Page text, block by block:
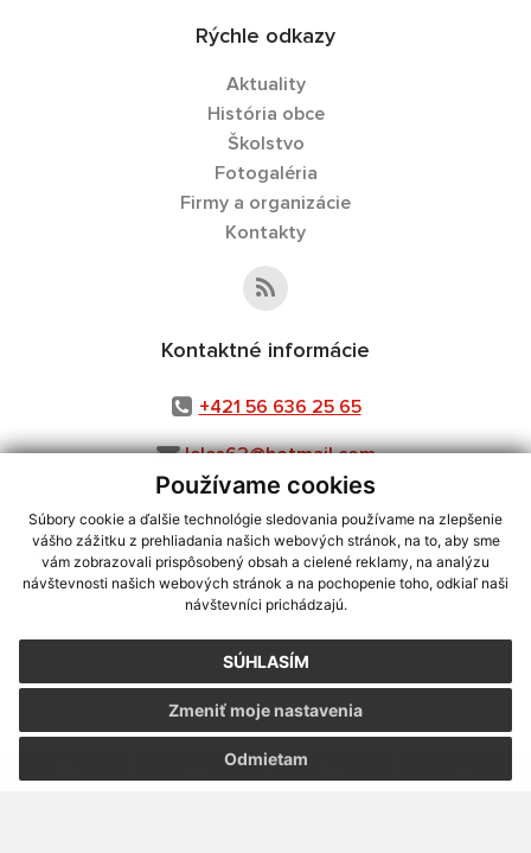
Používame cookies
Súbory cookie a ďalšie technológie sledovania používame na zlepšenie
vášho zážitku z prehliadania našich webových stránok, na to, aby sme
vám zobrazovali prispôsobený obsah a cielené reklamy, na analýzu
návštevnosti našich webových stránok a na pochopenie toho, odkiaľ naši
návštevníci prichádzajú.
SÚHLASÍM
Odmietam
Zmeniť moje nastavenia
Rýchle odkazy
Aktuality
História obce
Školstvo
Fotogaléria
Firmy a organizácie
Kontakty
Kontaktné informácie
+421 56 636 25 65
leles62@hotmail.com
využite možnosť získavania aktuálnych informácií s využitím RSS
CMS systém (redakčný) systém ECHELON 2,Mapa stránok,web portál
webex.digital, s.r.o.,domény,registrácia domény
Posledná aktualizácia:30.07.2026
Vytlačiť stránku|Vyhlásenie o prístupnosti